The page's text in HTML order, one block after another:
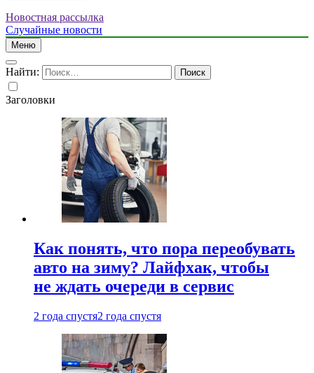
Новостная рассылка
Случайные новости
Меню
Найти:
Заголовки
Как понять, что пора переобувать
авто на зиму? Лайфхак, чтобы
не ждать очереди в сервис
2 года спустя2 года спустя